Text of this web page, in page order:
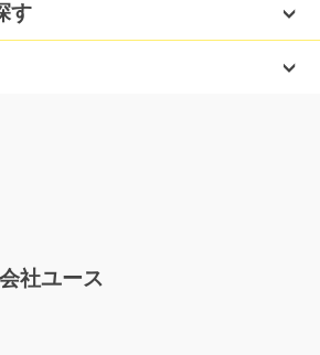
ッキング作業をお任せします。 冷蔵
…
）
分けとピッキング作業/i02_0049
メリハリをつけてお仕事できます♪職
す
社ユース